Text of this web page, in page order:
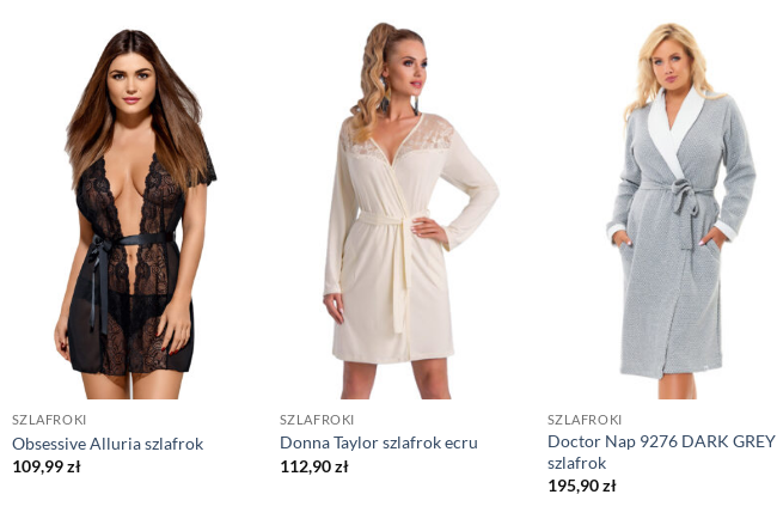
SZLAFROKI
Obsessive Alluria szlafrok
109,99zł
SZLAFROKI
Donna Taylor szlafrok ecru
112,90zł
SZLAFROKI
Doctor Nap 9276 DARK GREY
szlafrok
195,90zł